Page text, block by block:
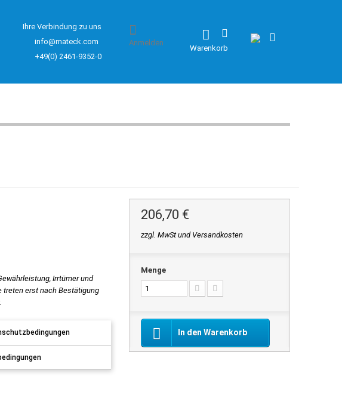
Ihre Verbindung zu uns
info@mateck.com
+49(0) 2461-9352-0
Warenkorb
Anmelden
Irrtümer und
treten erst nach Bestätigung
206,70 €
zzgl. MwSt und Versandkosten
Menge
In den Warenkorb